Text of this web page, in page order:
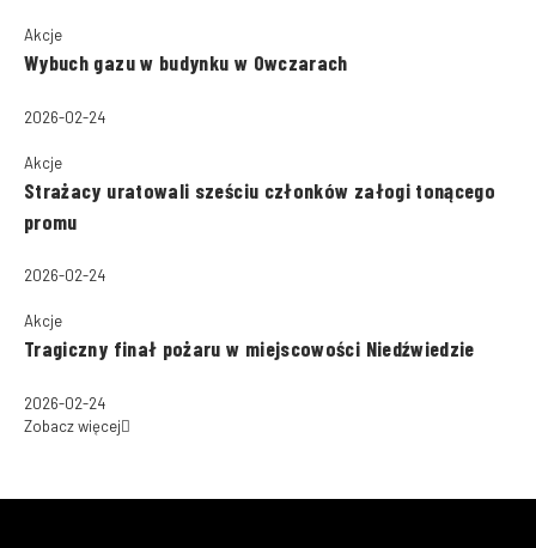
Akcje
Wybuch gazu w budynku w Owczarach
2026-02-24
Akcje
Strażacy uratowali sześciu członków załogi tonącego
promu
2026-02-24
Akcje
Tragiczny finał pożaru w miejscowości Niedźwiedzie
2026-02-24
Zobacz więcej